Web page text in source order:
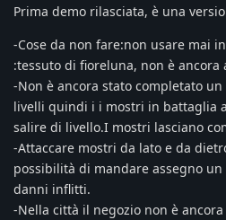
Prima demo rilasciata, è una
-Cose da non fare:non usare mai
:tessuto di fioreluna, non è ancora
-Non è ancora stato completato
livelli quindi i i mostri in battaglia
salire di livello.I mostri lasciano
-Attaccare mostri da lato e da
possibilità di mandare assegno
danni inflitti.
-Nella città il negozio non è